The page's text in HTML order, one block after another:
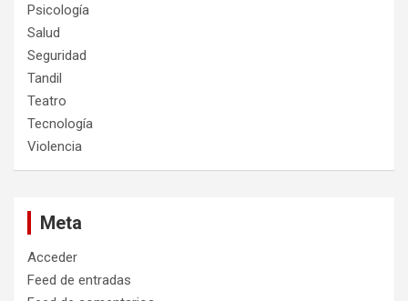
Psicología
Salud
Seguridad
Tandil
Teatro
Tecnología
Violencia
Meta
Acceder
Feed de entradas